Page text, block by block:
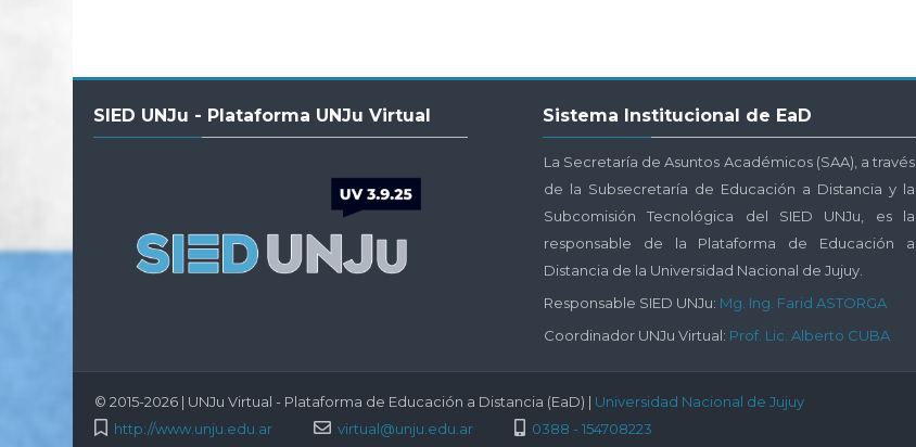
SIED
Virtual
SIED UNJu - Plataforma UNJu Virtual
Sistema
Sistema Institucional de EaD
La Secretaría de Asuntos Académicos (SAA), a través
de la Subsecretaría de Educación a Distancia y la
Subcomisión Tecnológica del SIED UNJu, es la
responsable de la Plataforma de Educación a
Distancia de la Universidad Nacional de Jujuy.
Responsable SIED UNJu: Mg. Ing. Farid ASTORGA
Coordinador UNJu Virtual: Prof. Lic. Alberto CUBA
© 2015-2026 | UNJu Virtual - Plataforma de Educación a Distancia (EaD) | Universidad Nacional de Jujuy
http://www.unju.edu.ar
virtual@unju.edu.ar 0388 - 154708223